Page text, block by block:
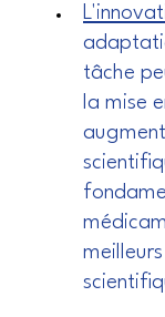
tâche
la mise